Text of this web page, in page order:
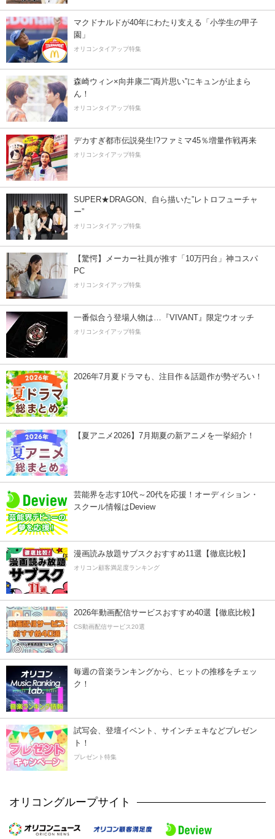
マクドナルドが40年にわたり支える「小学生の甲子
園」
オリコンタイアップ特集
森崎ウィン×向井康二“両片思い”にキュンが止まら
ん！
オリコンタイアップ特集
デカすぎ都市伝説発生!?ファミマ45％増量作戦再来
オリコンタイアップ特集
SUPER★DRAGON、自ら描いた”レトロフューチャ
ー”
オリコンタイアップ特集
【驚愕】メーカー社員が推す「10万円台」神コスパ
PC
オリコンタイアップ特集
一番似合う登場人物は…『VIVANT』限定ウオッチ
オリコンタイアップ特集
2026年7月夏ドラマも、注目作＆話題作が勢ぞろい！
【夏アニメ2026】7月期夏の新アニメを一挙紹介！
芸能界を志す10代～20代を応援！オーディション・
スクール情報はDeview
漫画読み放題サブスクおすすめ11選【徹底比較】
オリコン顧客満足度ランキング
2026年動画配信サービスおすすめ40選【徹底比較】
CS動画配信サービス20選
毎週の音楽ランキングから、ヒットの推移をチェッ
ク！
試写会、登壇イベント、サインチェキなどプレゼン
ト！
プレゼント特集
オリコングループサイト